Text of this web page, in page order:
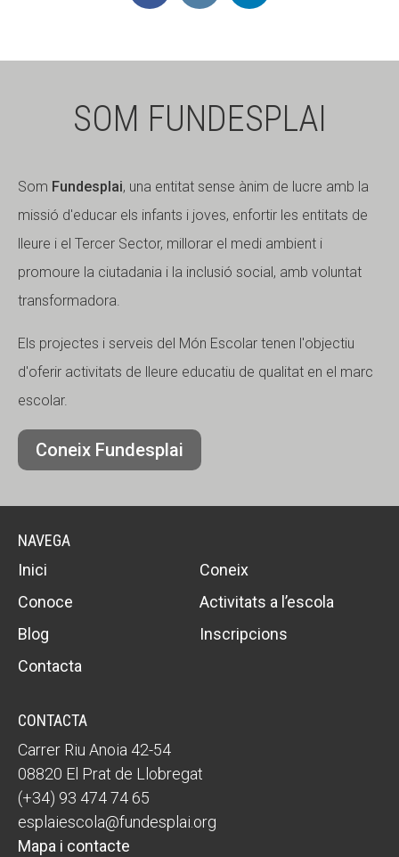
SOM FUNDESPLAI
Som Fundesplai, una entitat sense ànim de lucre amb la
missió d'educar els infants i joves, enfortir les entitats de
lleure i el Tercer Sector, millorar el medi ambient i
promoure la ciutadania i la inclusió social, amb voluntat
transformadora.
Els projectes i serveis del Món Escolar tenen l'objectiu
d'oferir activitats de lleure educatiu de qualitat en el marc
escolar.
Coneix Fundesplai
NAVEGA
Inici
Coneix
Conoce
Activitats a l’escola
Blog
Inscripcions
Contacta
CONTACTA
Carrer Riu Anoia 42-54
08820 El Prat de Llobregat
(+34) 93 474 74 65
esplaiescola@fundesplai.org
Mapa i contacte